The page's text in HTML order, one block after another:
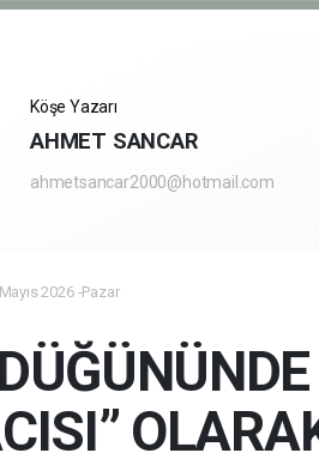
Köşe Yazarı
AHMET SANCAR
ahmetsancar2000@hotmail.com
2026 -Pazar